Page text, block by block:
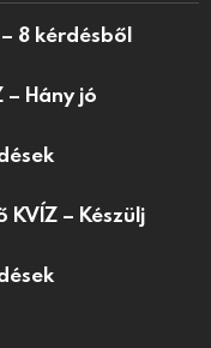
8 kérdésből
Hány jó
– Készülj